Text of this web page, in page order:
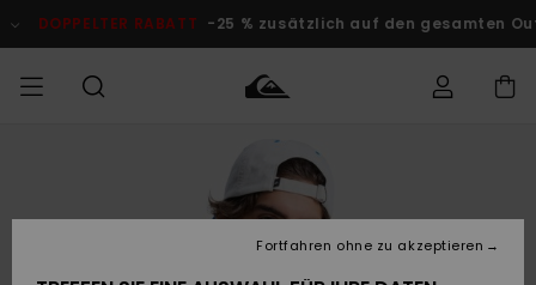
Produktinformation
DOPPELTER RABATT -25 % zusätzlich auf den gesamten
Kleidung
Accessoires
Kleidung
Accessoires
Brandneu
Surf Shop
Männer
Snow Shop
Männer
Snow Shop
Herren
Auf meine
Bestellung
zugreifen
Fortfahren ohne zu akzeptieren